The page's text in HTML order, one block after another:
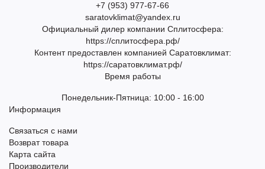
+7 (953) 977-67-66
saratovklimat@yandex.ru
Официальный дилер компании Сплитосфера:
https://сплитосфера.рф/
Контент предоставлен компанией Саратовклимат:
https://саратовклимат.рф/
Время работы
Понедельник-Пятница: 10:00 - 16:00
Информация
Связаться с нами
Возврат товара
Карта сайта
Производители